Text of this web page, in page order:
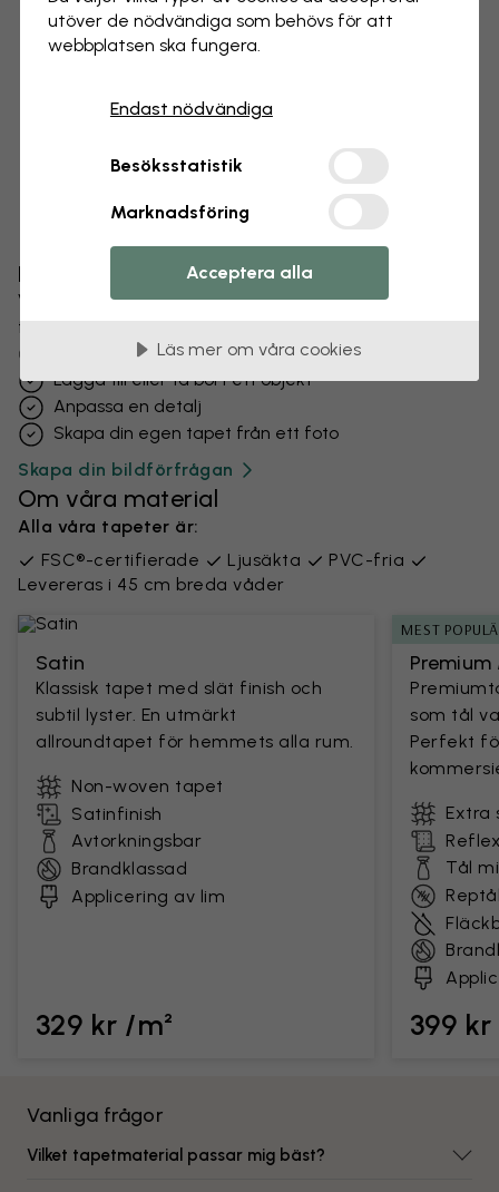
Förändra din tapet
Vårt designteam kan justera vilket motiv som helst
för att göra det unikt för dig.
Ändra storlek eller färger
Lägga till eller ta bort ett objekt
Anpassa en detalj
Skapa din egen tapet från ett foto
Skapa din bildförfrågan
Om våra material
Alla våra tapeter är:
FSC®-certifierade
Ljusäkta
PVC-fria
Levereras i 45 cm breda våder
Satin
Klassisk tapet med slät finish och
subtil lyster. En utmärkt
allroundtapet för hemmets alla rum.
Non-woven tapet
Satinfinish
Avtorkningsbar
Brandklassad
Applicering av lim
329 kr /m²
MEST
som tål
Perfekt
Extra
Tål
399
Vanliga frågor
Vilket tapetmaterial passar mig bäst?
utöver de nödvändiga som behövs för att
webbplatsen ska fungera.
Endast nödvändiga
Besöksstatistik
Marknadsföring
Acceptera alla
Läs mer om våra cookies